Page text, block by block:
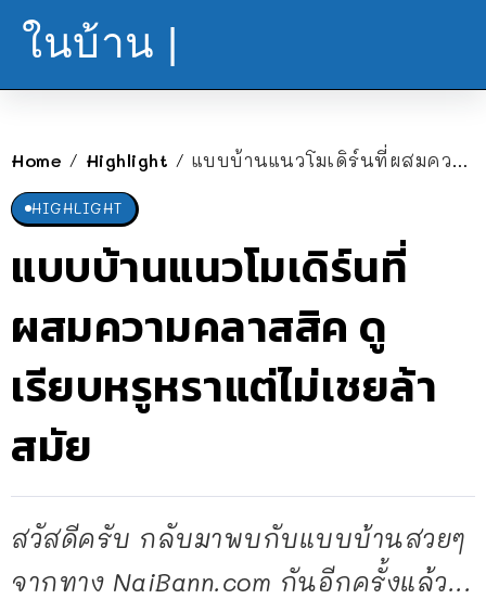
ในบ้าน |
Home / Highlight / แบบบ้านแนวโมเดิร์นที่ผสมความคลาสสิค ดูเรียบหรูหราแต่ไม่เชยล้าสมัย
HIGHLIGHT
แบบบ้านแนวโมเดิร์นที่
ผสมความคลาสสิค ดู
เรียบหรูหราแต่ไม่เชยล้า
สมัย
สวัสดีครับ กลับมาพบกับแบบบ้านสวยๆ
จากทาง NaiBann.com กันอีกครั้งแล้ว...